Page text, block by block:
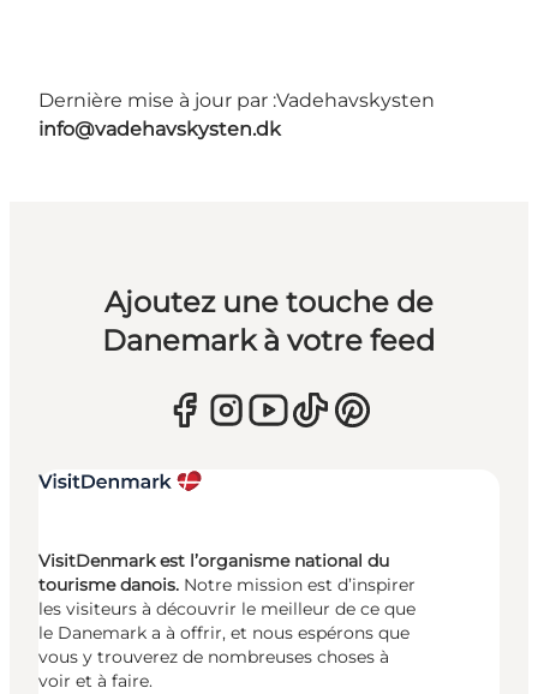
Dernière mise à jour par :Vadehavskysten
info@vadehavskysten.dk
Ajoutez une touche de
Danemark à votre feed
VisitDenmark est l’organisme national du
tourisme danois. Notre mission est d’inspirer
les visiteurs à découvrir le meilleur de ce que
le Danemark a à offrir, et nous espérons que
vous y trouverez de nombreuses choses à
voir et à faire.